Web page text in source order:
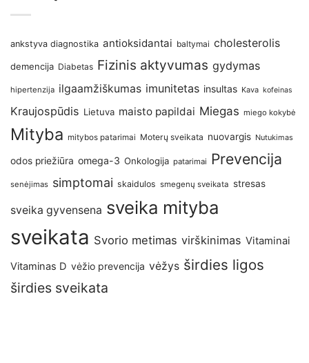
ankstyva diagnostika antioksidantai baltymai cholesterolis
demencija Diabetas Fizinis aktyvumas gydymas
hipertenzija ilgaamžiškumas imunitetas insultas Kava kofeinas
Kraujospūdis Lietuva maisto papildai Miegas miego kokybė
Mityba mitybos patarimai Moterų sveikata nuovargis Nutukimas
odos priežiūra omega-3 Onkologija patarimai Prevencija
senėjimas simptomai skaidulos smegenų sveikata stresas
sveika gyvensena sveika mityba
sveikata Svorio metimas virškinimas Vitaminai
Vitaminas D vėžio prevencija vėžys širdies ligos
širdies sveikata